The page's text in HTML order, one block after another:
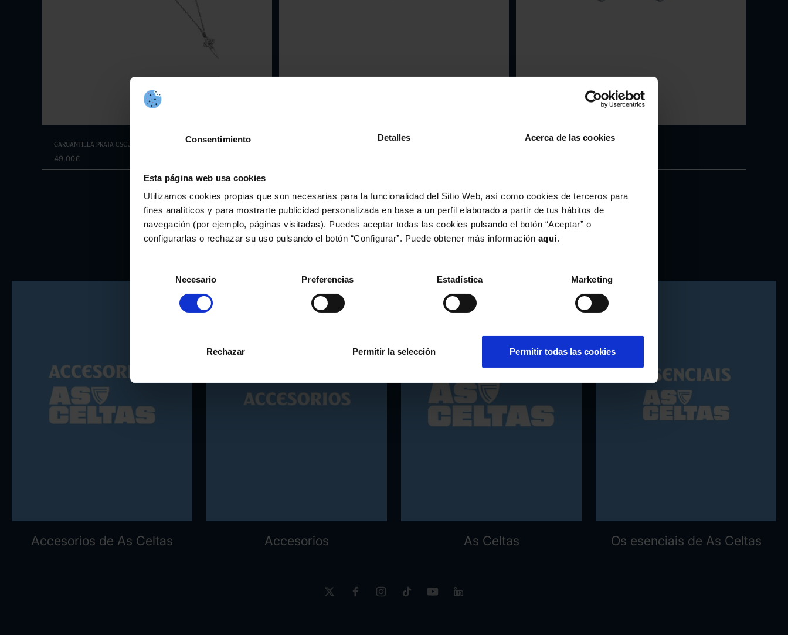
Consentimiento Detalles Acerca de las cookies
Esta página web usa cookies
Utilizamos cookies propias que son necesarias para la funcionalidad del Sitio Web, así como cookies de terceros para
fines analíticos y para mostrarte publicidad personalizada en base a un perfil elaborado a partir de tus hábitos de
navegación (por ejemplo, páginas visitadas). Puedes aceptar todas las cookies pulsando el botón “Aceptar” o
configurarlas o rechazar su uso pulsando el botón “Configurar”. Puede obtener más información aquí.
de
consentimiento
Necesario Preferencias Estadística Marketing
Rechazar Permitir la selección Permitir todas las cookies
Gargantilla Prata Escudo
49,00€
Accesorios de As Celtas Accesorios As Celtas Os esenciais de As Celtas